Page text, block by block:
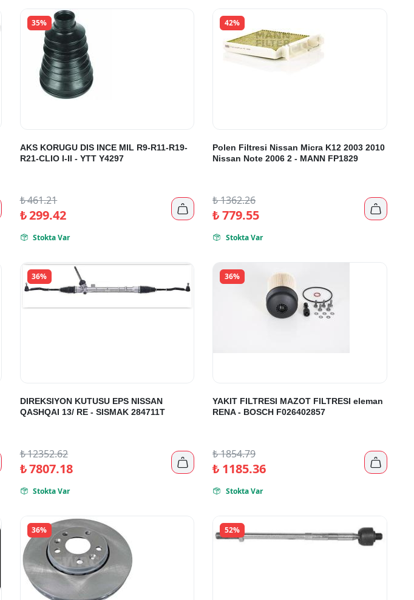
35%
AKS KORUGU DIS INCE MIL R9-R11-R19-
R21-CLIO I-II - YTT Y4297
₺461.21
₺299.42 
 Stokta Var
42%
Polen Filtresi Nissan Micra K12 2003 2010
Nissan Note 2006 2 - MANN FP1829
₺1362.26
₺779.55 
 Stokta Var
36%
DIREKSIYON KUTUSU EPS NISSAN
QASHQAI 13/ RE - SISMAK 284711T
₺12352.62
₺7807.18 
 Stokta Var
36%
YAKIT FILTRESI MAZOT FILTRESI eleman
RENA - BOSCH F026402857
₺1854.79
₺ 1185.36 
 Stokta Var
36% 52%